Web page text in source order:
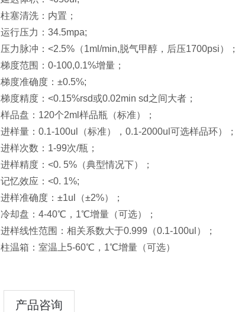
柱塞清洗：内置；
运行压力：34.5mpa;
压力脉冲：<2.5%（1ml/min,脱气甲醇，后压1700psi）；
梯度范围：0-100,0.1%增量；
梯度准确度：±0.5%;
梯度精度：<0.15%rsd或0.02min sd之间大者；
样品盘：120个2ml样品瓶（标准）；
进样量：0.1-100ul（标准），0.1-2000ul可选样品环）；
进样次数：1-99次/瓶；
进样精度：<0. 5%（典型情况下）；
记忆效应：<0. 1%;
进样准确度：±1ul（±2%）；
冷却盘：4-40℃，1℃增量（可选）；
进样线性范围：相关系数大于0.999（0.1-100ul）；
柱温箱：室温上5-60℃，1℃增量（可选）
产品咨询